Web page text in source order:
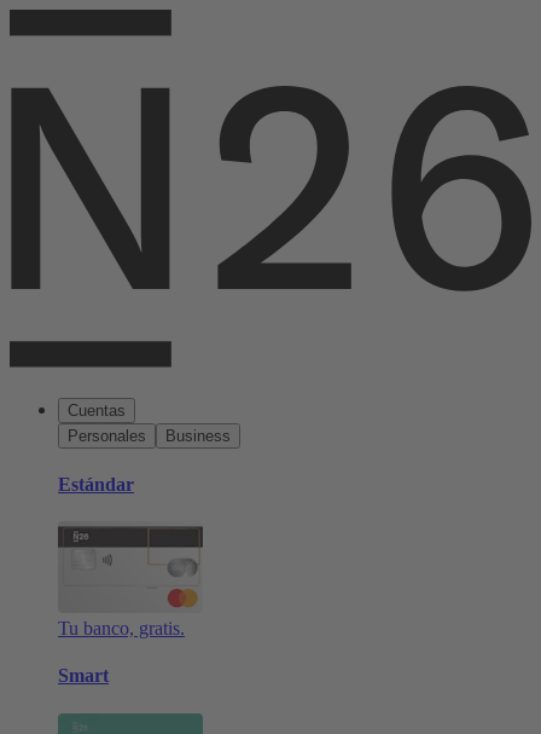
Cuentas
Personales
Business
Estándar
Tu banco, gratis.
Smart